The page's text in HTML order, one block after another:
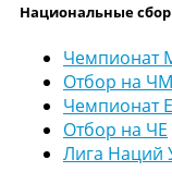
Национальные
Чемпионат
Отбор на ЧМ
Чемпионат
Отбор на ЧЕ
Лига Наций